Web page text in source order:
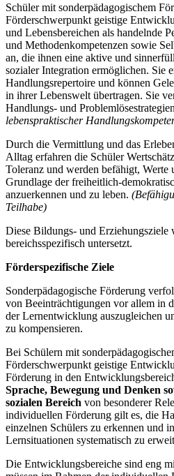
Schüler mit sonderpädagogischem
Förderschwerpunkt geistige
und Lebensbereichen als handelnde
und Methodenkompetenzen sowie
an, die ihnen eine aktive und
sozialer Integration ermöglichen. Sie
Handlungsrepertoire und können
in ihrer Lebenswelt übertragen. Sie
Handlungs- und
lebenspraktischer
Durch die Vermittlung und das
Alltag erfahren die Schüler
Toleranz und werden befähigt, Werte
Grundlage der freiheitlich-
anzuerkennen und zu leben.
Teilhabe)
Diese Bildungs- und Erziehungsziele
bereichsspezifisch untersetzt.
Förderspezifische Ziele
Sonderpädagogische Förderung
von Beeinträchtigungen vor allem in
der Lernentwicklung auszugleichen
zu kompensieren.
Bei Schülern mit
Förderschwerpunkt geistige
Förderung in den
Sprache, Bewegung und Denken
sozialen Bereich von besonderer
individuellen Förderung gilt es, die
einzelnen Schülers zu erkennen und
Lernsituationen systematisch zu
Die Entwicklungsbereiche sind eng